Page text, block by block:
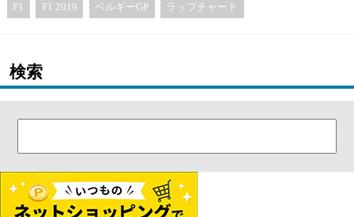
F1 F1 2019 ベルギーGP ラップチャート
検索